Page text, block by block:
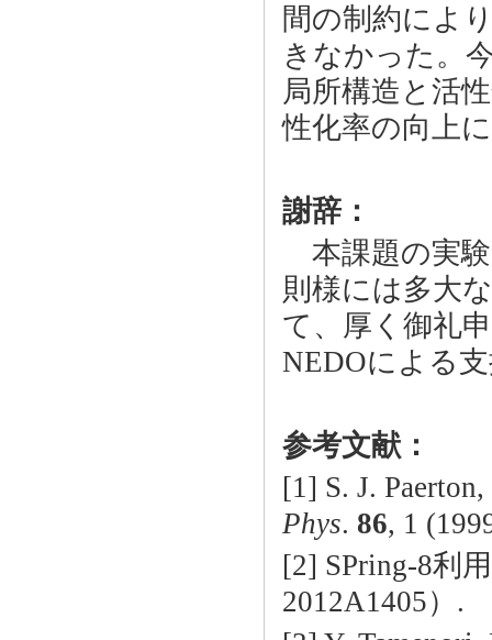
間の制約によ
きなかった。
局所構造と活
性化率の向上
謝辞：
本課題の実験
則様には多大
て、厚く御礼
NEDOによる
参考文献：
[1] S. J.
Phys. 86, 1
[2] SPring-8利
2012A1405）.